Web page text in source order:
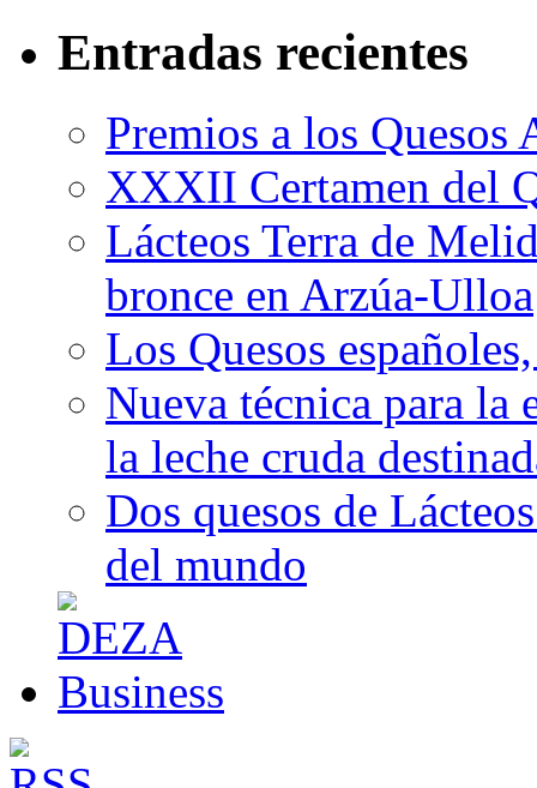
Entradas recientes
Premios a los Quesos
XXXII Certamen del
Lácteos Terra de
bronce en Arzúa-Ulloa
Los Quesos
Nueva técnica para la
la leche cruda
Dos quesos de
del mundo